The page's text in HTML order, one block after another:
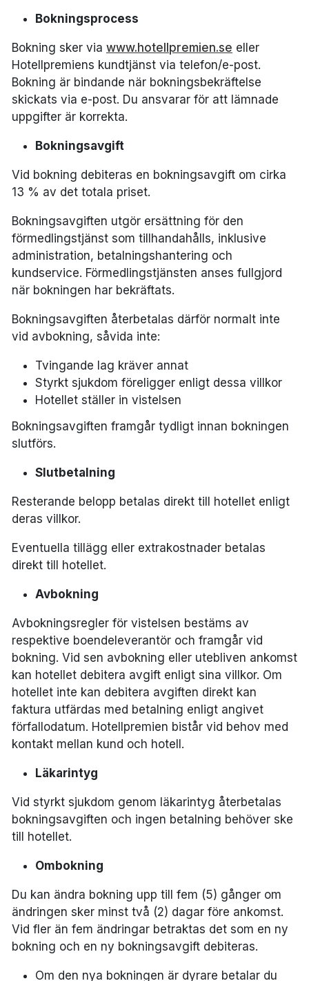
Bokningsprocess
Bokning sker via www.hotellpremien.se eller
Hotellpremiens kundtjänst via telefon/e-post.
Bokning är bindande när bokningsbekräftelse
skickats via e-post. Du ansvarar för att lämnade
uppgifter är korrekta.
Bokningsavgift
Vid bokning debiteras en bokningsavgift om cirka
13 % av det totala priset.
Bokningsavgiften utgör ersättning för den
förmedlingstjänst som tillhandahålls, inklusive
administration, betalningshantering och
kundservice. Förmedlingstjänsten anses fullgjord
när bokningen har bekräftats.
Bokningsavgiften återbetalas därför normalt inte
vid avbokning, såvida inte:
Tvingande lag kräver annat
Styrkt sjukdom föreligger enligt dessa villkor
Hotellet ställer in vistelsen
Bokningsavgiften framgår tydligt innan bokningen
slutförs.
Slutbetalning
Resterande belopp betalas direkt till hotellet enligt
deras villkor.
Eventuella tillägg eller extrakostnader betalas
direkt till hotellet.
Avbokning
Avbokningsregler för vistelsen bestäms av
respektive boendeleverantör och framgår vid
bokning. Vid sen avbokning eller utebliven ankomst
kan hotellet debitera avgift enligt sina villkor. Om
hotellet inte kan debitera avgiften direkt kan
faktura utfärdas med betalning enligt angivet
förfallodatum. Hotellpremien bistår vid behov med
kontakt mellan kund och hotell.
Läkarintyg
Vid styrkt sjukdom genom läkarintyg återbetalas
bokningsavgiften och ingen betalning behöver ske
till hotellet.
Ombokning
Du kan ändra bokning upp till fem (5) gånger om
ändringen sker minst två (2) dagar före ankomst.
Vid fler än fem ändringar betraktas det som en ny
bokning och en ny bokningsavgift debiteras.
Om den nya bokningen är dyrare betalar du